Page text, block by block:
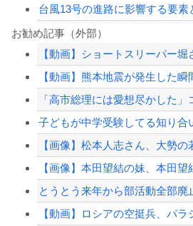
暴力行為法違反の疑いで、毎
お勧め記事（外部）
とうとう来年から部活動全部廃